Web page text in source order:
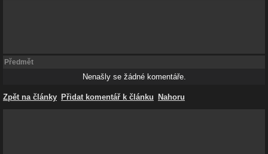
Předmět
Nenašly se žádné komentáře.
Zpět na články Přidat komentář k článku Nahoru